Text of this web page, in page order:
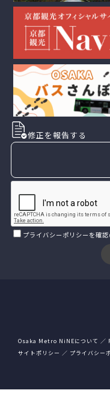
修正を報告する
プライバシーポリシーを確
Osaka Metro NiNEについて
サイトポリシー
プライバシー